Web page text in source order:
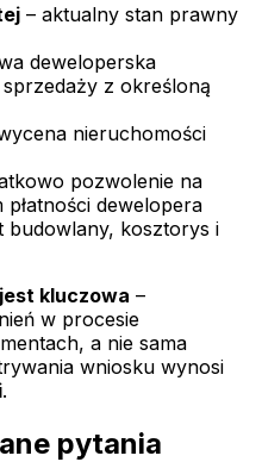
– aktualny stan prawny
deweloperska
sprzedaży z określoną
nieruchomości
pozwolenie na
dewelopera
budowlany, kosztorys i
kluczowa –
w procesie
a nie sama
wniosku wynosi
.
pytania